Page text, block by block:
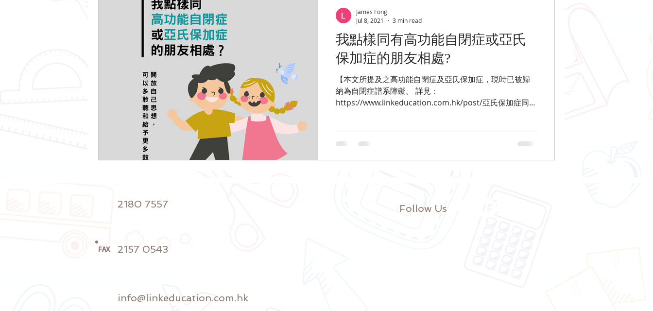
我點樣同有高功能自閉症或亞氏
保加症的朋友相處?
【本文所提及之高功能自閉症及亞氏保加症，現時已被歸
納為自閉症譜系障礙。 詳見：
https://www.linkeducation.com.hk/post/亞氏保加症同自
James Fong
Jul 8, 2021
3 min read
2180 7557
FAX 2157 0543
Follow Us
info@linkeducation.com.hk